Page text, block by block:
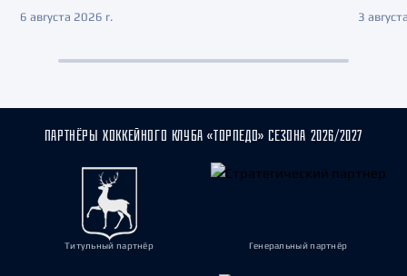
6 августа 2026 г. 3
ПАРТНЁРЫ ХОККЕЙНОГО КЛУБА «ТОРПЕДО» СЕЗОНА 2026/2027
Титульный партнёр Генеральный партнёр